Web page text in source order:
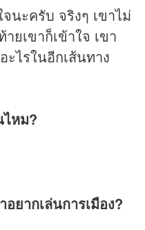
นะครับ จริงๆ เขาไม่
ยเขาก็เข้าใจ เขา
ไรในอีกเส้นทาง
ไหม?
อยากเล่นการเมือง?